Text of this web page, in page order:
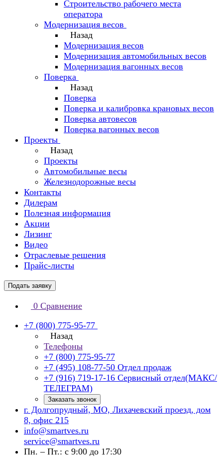
Строительство рабочего места
оператора
Модернизация весов
Назад
Модернизация весов
Модернизация автомобильных весов
Модернизация вагонных весов
Поверка
Назад
Поверка
Поверка и калибровка крановых весов
Поверка автовесов
Поверка вагонных весов
Проекты
Назад
Проекты
Автомобильные весы
Железнодорожные весы
Контакты
Дилерам
Полезная информация
Акции
Лизинг
Видео
Отраслевые решения
Прайс-листы
Подать заявку
0 Сравнение
+7 (800) 775-95-77
Назад
Телефоны
+7 (800) 775-95-77
+7 (495) 108-77-50 Отдел продаж
+7 (916) 719-17-16 Сервисный отдел(МАКС/
ТЕЛЕГРАМ)
Заказать звонок
г. Долгопрудный, МО, Лихачевский проезд, дом
8, офис 215
info@smartves.ru
service@smartves.ru
Пн. – Пт.: с 9:00 до 17:30